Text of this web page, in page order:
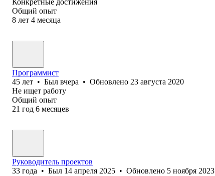
Общий опыт
8 лет 4 месяца
Программист
45 лет • Был вчера • Обновлено 23 августа 2020
Не ищет работу
Общий опыт
21 год 6 месяцев
Руководитель проектов
33 года • Был 14 апреля 2025 • Обновлено 5 ноября 2023